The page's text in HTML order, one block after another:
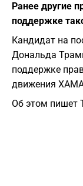
Ранее другие
поддержке
Кандидат на
Дональда
поддержке
движения
Об этом пишет